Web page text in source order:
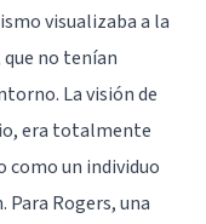
visualizaba a la
que no tenían
La visión de
era totalmente
como un individuo
Para Rogers, una